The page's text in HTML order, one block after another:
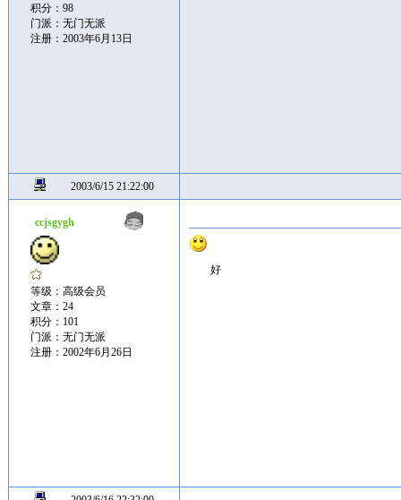
积分：98
门派：无门无派
注册：2003年6月13日
2003/6/15 21:22:00
ccjsgygh
等级：高级会员
文章：24
积分：101
门派：无门无派
注册：2002年6月26日
好